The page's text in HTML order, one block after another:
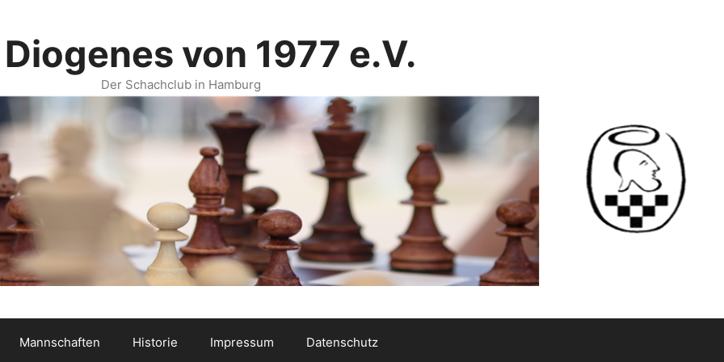
Diogenes von 1977 e.V.
Der Schachclub in Hamburg
Mannschaften Historie Impressum Datenschutz